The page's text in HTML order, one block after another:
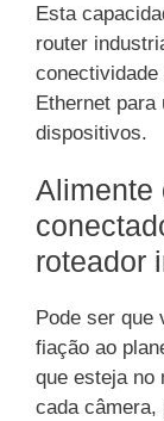
Esta
router
conectividade
Ethernet
dispositivos.
Alimente
roteador
Pode ser que
fiação ao
que esteja no
cada câmera,